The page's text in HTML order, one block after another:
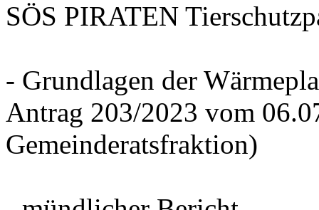
SÖS PIRATEN
- Grundlagen der
Antrag 203/2023 vom
Gemeinderatsfraktion)